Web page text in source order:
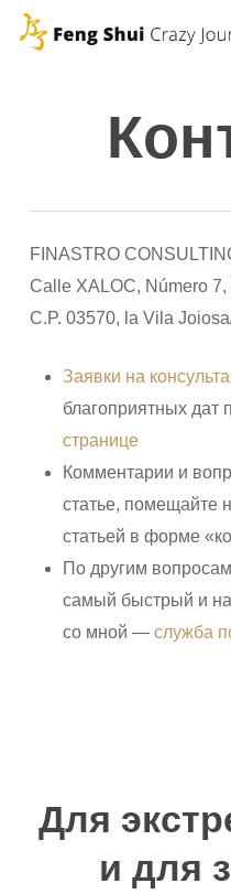
Skip
FINASTRO
Calle XALOC, Número
C.P. 03570, la Vila
Заявки на
благоприятных дат
странице
Комментарии и
статье, помещайте
статьей в форме
По другим
самый быстрый и
со мной — служба
Для
и для